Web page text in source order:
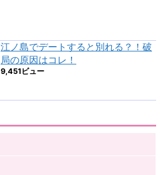
江ノ島でデートすると別れる？！破
局の原因はコレ！
9,451ビュー